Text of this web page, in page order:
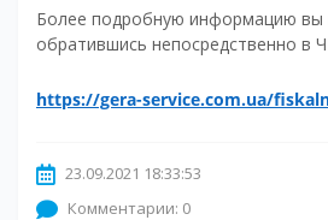
Более подробную информацию вы
обратившись непосредственно в
https://gera-service.com.ua/
23.09.2021 18:33:53
Комментарии: 0